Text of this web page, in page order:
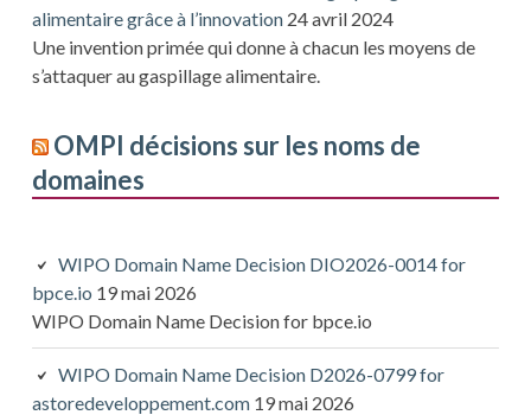
alimentaire grâce à l’innovation 24 avril 2024
Une invention primée qui donne à chacun les moyens de
s’attaquer au gaspillage alimentaire.
OMPI décisions sur les noms de
domaines
WIPO Domain Name Decision DIO2026-0014 for
bpce.io 19 mai 2026
WIPO Domain Name Decision for bpce.io
WIPO Domain Name Decision D2026-0799 for
astoredeveloppement.com 19 mai 2026